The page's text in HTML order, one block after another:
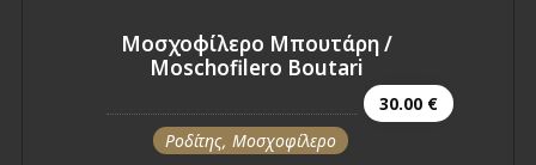
Μοσχοφίλερο Μπουτάρη /
Moschofilero Boutari
30.00 €
Ροδίτης, Μοσχοφίλερο